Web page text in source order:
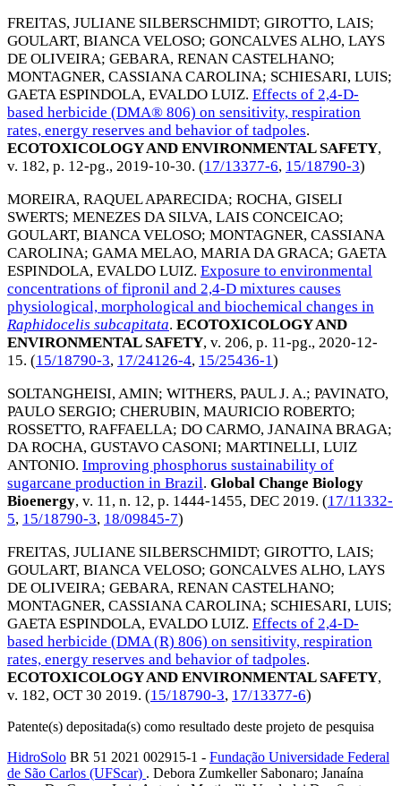
FREITAS, JULIANE SILBERSCHMIDT; GIROTTO, LAIS;
GOULART, BIANCA VELOSO; GONCALVES ALHO, LAYS
DE OLIVEIRA; GEBARA, RENAN CASTELHANO;
MONTAGNER, CASSIANA CAROLINA; SCHIESARI, LUIS;
GAETA ESPINDOLA, EVALDO LUIZ. Effects of 2,4-D-
based herbicide (DMA® 806) on sensitivity, respiration
rates, energy reserves and behavior of tadpoles.
ECOTOXICOLOGY AND ENVIRONMENTAL SAFETY,
v. 182, p. 12-pg., 2019-10-30. (17/13377-6, 15/18790-3)
MOREIRA, RAQUEL APARECIDA; ROCHA, GISELI
SWERTS; MENEZES DA SILVA, LAIS CONCEICAO;
GOULART, BIANCA VELOSO; MONTAGNER, CASSIANA
CAROLINA; GAMA MELAO, MARIA DA GRACA; GAETA
ESPINDOLA, EVALDO LUIZ. Exposure to environmental
concentrations of fipronil and 2,4-D mixtures causes
physiological, morphological and biochemical changes in
Raphidocelis subcapitata. ECOTOXICOLOGY AND
ENVIRONMENTAL SAFETY, v. 206, p. 11-pg., 2020-12-
15. (15/18790-3, 17/24126-4, 15/25436-1)
SOLTANGHEISI, AMIN; WITHERS, PAUL J. A.; PAVINATO,
PAULO SERGIO; CHERUBIN, MAURICIO ROBERTO;
ROSSETTO, RAFFAELLA; DO CARMO, JANAINA BRAGA;
DA ROCHA, GUSTAVO CASONI; MARTINELLI, LUIZ
ANTONIO. Improving phosphorus sustainability of
sugarcane production in Brazil. Global Change Biology
Bioenergy, v. 11, n. 12, p. 1444-1455, DEC 2019. (17/11332-
5, 15/18790-3, 18/09845-7)
FREITAS, JULIANE SILBERSCHMIDT; GIROTTO, LAIS;
GOULART, BIANCA VELOSO; GONCALVES ALHO, LAYS
DE OLIVEIRA; GEBARA, RENAN CASTELHANO;
MONTAGNER, CASSIANA CAROLINA; SCHIESARI, LUIS;
GAETA ESPINDOLA, EVALDO LUIZ. Effects of 2,4-D-
based herbicide (DMA (R) 806) on sensitivity, respiration
rates, energy reserves and behavior of tadpoles.
ECOTOXICOLOGY AND ENVIRONMENTAL SAFETY,
v. 182, OCT 30 2019. (15/18790-3, 17/13377-6)
Patente(s) depositada(s) como resultado deste projeto de pesquisa
HidroSolo BR 51 2021 002915-1 - Fundação Universidade Federal
de São Carlos (UFScar) . Debora Zumkeller Sabonaro; Janaína